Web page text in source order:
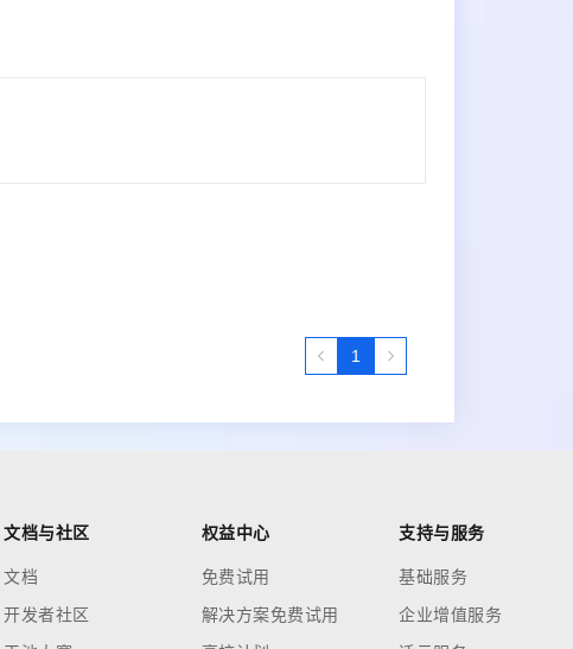
1
文档与社区
文档
开发者社区
权益中心
免费试用
解决方案免费试用
支持与服务
基础服务
企业增值服务